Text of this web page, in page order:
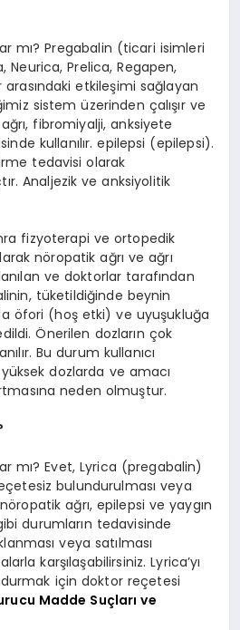
mı? Pregabalin (ticari isimleri
Neurica, Prelica, Regapen,
etkileşimi sağlayan
sistem üzerinden çalışır ve
fibromiyalji, anksiyete
kullanılır. epilepsi (epilepsi).
tedavisi olarak
Analjezik ve anksiyolitik
fizyoterapi ve ortopedik
nöropatik ağrı ve ağrı
ve doktorlar tarafından
tüketildiğinde beynin
öfori (hoş etki) ve uyuşukluğa
Önerilen dozların çok
Bu durum kullanıcı
dozlarda ve amacı
neden olmuştur.
mı? Evet, Lyrica (pregabalin)
bulundurulması veya
ağrı, epilepsi ve yaygın
durumların tedavisinde
veya satılması
karşılaşabilirsiniz. Lyrica’yı
için doktor reçetesi
Madde Suçları ve